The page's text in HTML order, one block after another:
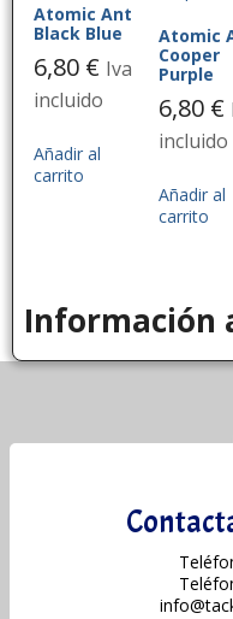
Atomic Ant
Black Blue
6,80 € Iva
incluido
Añadir al
carrito
Atomic
Cooper
Purple
6,80 €
incluido
Añadir al
carrito
Información